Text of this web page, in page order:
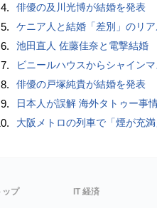
4. 俳優の及川光博が結婚を発表
5. ケニア人と結婚「差別」のリ
6. 池田直人 佐藤佳奈と電撃結婚
7. ビニールハウスからシャインマスカット約200房を盗んだ疑い ネットで販売か 無職
8. 俳優の戸塚純貴が結婚を発表
9. 日本人が誤解 海外タトゥー事
大阪メトロの列車で「煙が充満
ップ IT 経済